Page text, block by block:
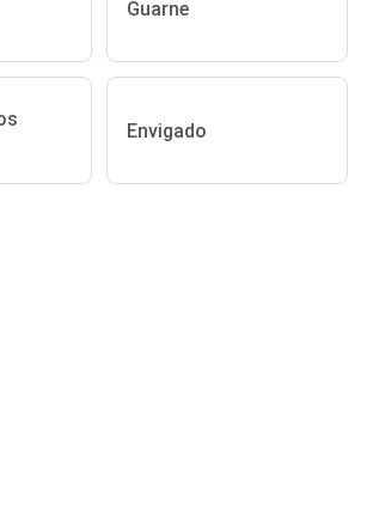
Guarne
Envigado